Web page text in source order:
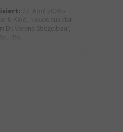
27. April 2026 •
& Kind, Neues aus der
Dr. Verena Stiegelbaur,
BSc